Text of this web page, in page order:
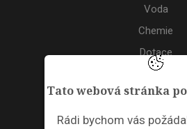
Tato webová stránka
Rádi bychom vás
Voda
Chemie
Dotace
Akce